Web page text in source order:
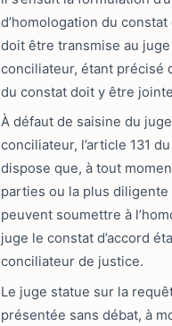
d’homologation du constat
doit être transmise au
conciliateur, étant précisé
du constat doit y être
À défaut de saisine du
conciliateur, l’article 131 du
dispose que, à tout
parties ou la plus diligente
peuvent soumettre à
juge le constat d’accord
conciliateur de justice.
Le juge statue sur la
présentée sans débat, à